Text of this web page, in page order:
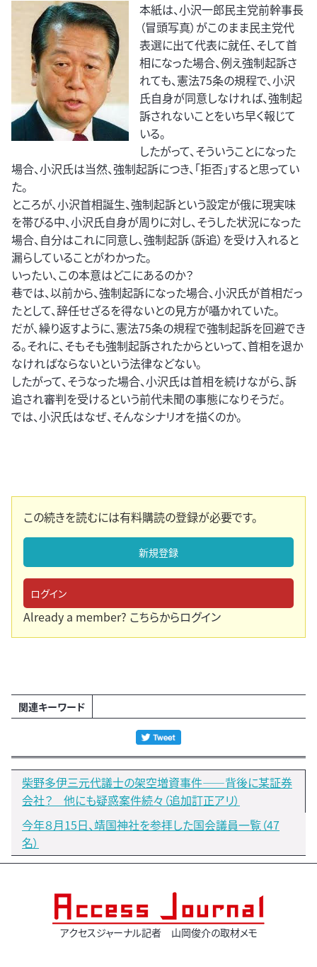
本紙は、小沢一郎民主党前幹事長
（冒頭写真）がこのまま民主党代
表選に出て代表に就任、そして首
相になった場合、例え強制起訴さ
れても、憲法75条の規程で、小沢
氏自身が同意しなければ、強制起
訴されないことをいち早く報じて
いる。
したがって、そういうことになった
場合、小沢氏は当然、強制起訴につき、「拒否」すると思ってい
た。
ところが、小沢首相誕生、強制起訴という設定が俄に現実味
を帯びる中、小沢氏自身が周りに対し、そうした状況になった
場合、自分はこれに同意し、強制起訴（訴追）を受け入れると
漏らしていることがわかった。
いったい、この本意はどこにあるのか？
巷では、以前から、強制起訴になった場合、小沢氏が首相だっ
たとして、辞任せざるを得ないとの見方が囁かれていた。
だが、繰り返すように、憲法75条の規程で強制起訴を回避でき
る。それに、そもそも強制起訴されたからといって、首相を退か
なければならないという法律などない。
したがって、そうなった場合、小沢氏は首相を続けながら、訴
追され審判を受けるという前代未聞の事態になりそうだ。
では、小沢氏はなぜ、そんなシナリオを描くのか。
この続きを読むには有料購読の登録が必要です。
新規登録
ログイン
Already a member? こちらからログイン
関連キーワード
柴野多伊三元代議士の架空増資事件――背後に某証券
会社？ 他にも疑惑案件続々（追加訂正アリ）
今年８月15日、靖国神社を参拝した国会議員一覧（47
名）
アクセスジャーナル記者 山岡俊介の取材メモ